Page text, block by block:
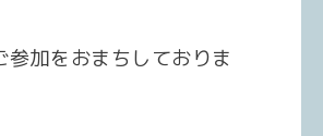
参加をおまちしておりま